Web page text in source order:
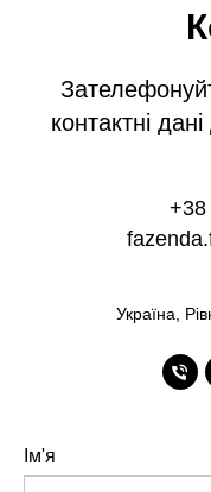
контактні
+38
Україна,
Ім'я